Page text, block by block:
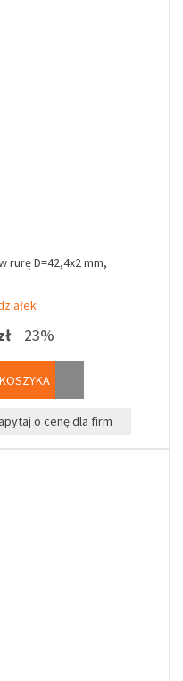
rurę D=42,4x2 mm,
23%
o cenę dla firm